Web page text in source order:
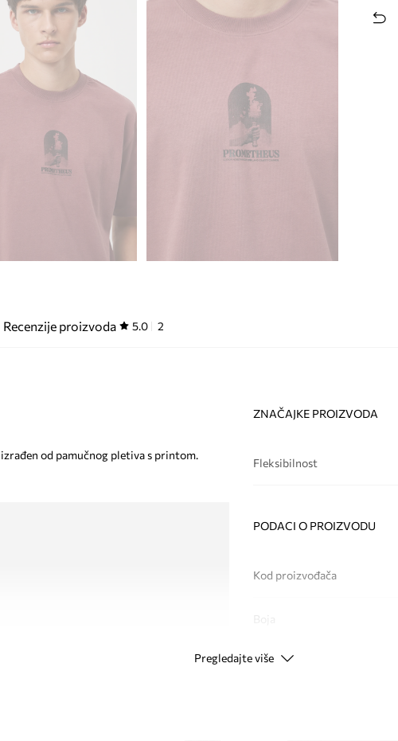
Recenzije proizvoda 5.0 2
od pamučnog pletiva s printom.
ZNAČAJKE PROIZVODA
Fleksibilnost
PODACI O PROIZVODU
Kod proizvođača
Modna marka
Pregledajte više